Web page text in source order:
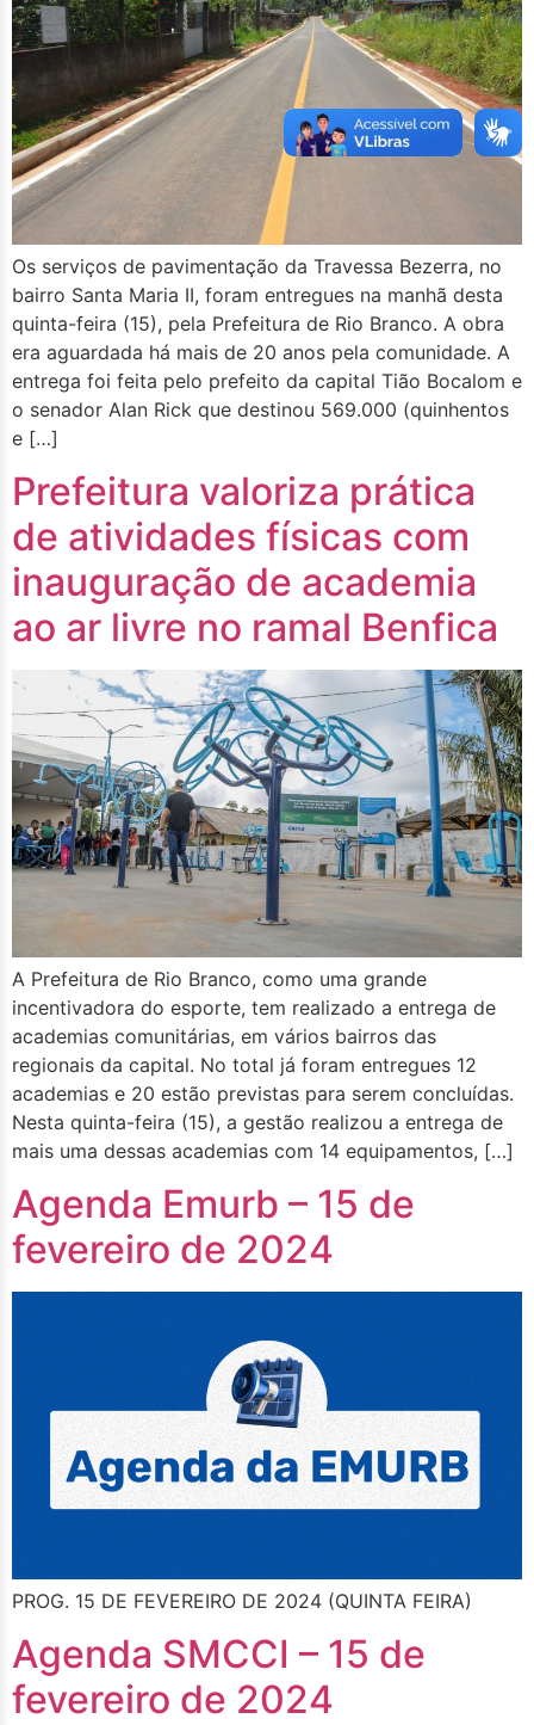
Os serviços de pavimentação da Travessa Bezerra, no
bairro Santa Maria II, foram entregues na manhã desta
quinta-feira (15), pela Prefeitura de Rio Branco. A obra
era aguardada há mais de 20 anos pela comunidade. A
entrega foi feita pelo prefeito da capital Tião Bocalom e
o senador Alan Rick que destinou 569.000 (quinhentos
e […]
Prefeitura valoriza prática
de atividades físicas com
inauguração de academia
ao ar livre no ramal Benfica
A Prefeitura de Rio Branco, como uma grande
incentivadora do esporte, tem realizado a entrega de
academias comunitárias, em vários bairros das
regionais da capital. No total já foram entregues 12
academias e 20 estão previstas para serem concluídas.
Nesta quinta-feira (15), a gestão realizou a entrega de
mais uma dessas academias com 14 equipamentos, […]
Agenda Emurb – 15 de
fevereiro de 2024
PROG. 15 DE FEVEREIRO DE 2024 (QUINTA FEIRA)
Agenda SMCCI – 15 de
fevereiro de 2024